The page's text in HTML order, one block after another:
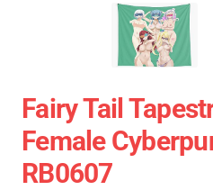
Fairy Tail
Female
RB0607